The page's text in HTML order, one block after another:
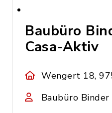
Baubüro
Casa-Aktiv
Wengert 18,
Baubüro Binder